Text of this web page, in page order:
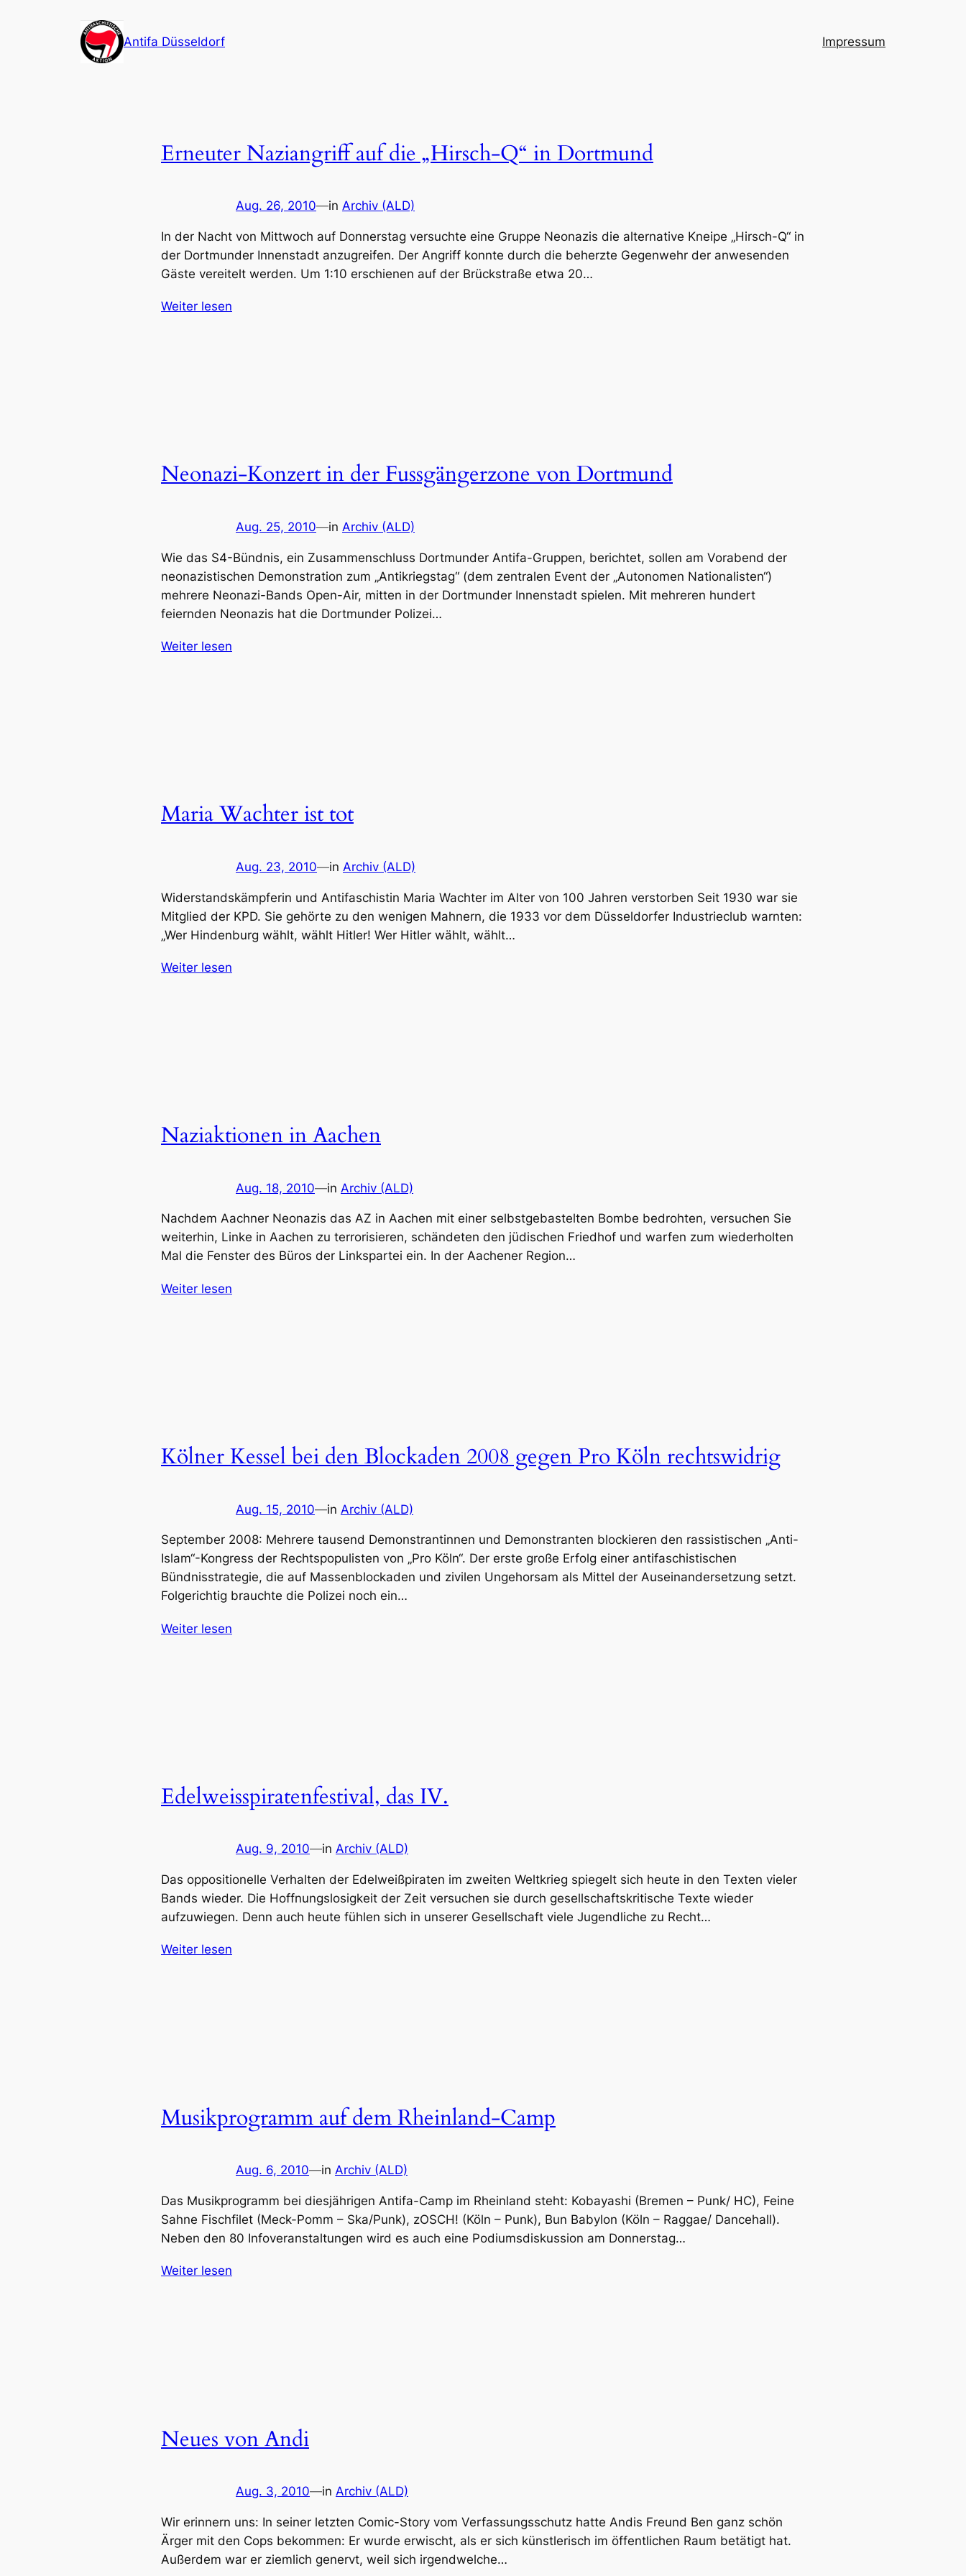
Antifa Düsseldorf Impressum
Erneuter Naziangriff auf die „Hirsch-Q“ in Dortmund
Aug. 26, 2010—in Archiv (ALD)
In der Nacht von Mittwoch auf Donnerstag versuchte eine Gruppe Neonazis die alternative Kneipe „Hirsch-Q“ in
der Dortmunder Innenstadt anzugreifen. Der Angriff konnte durch die beherzte Gegenwehr der anwesenden
Gäste vereitelt werden. Um 1:10 erschienen auf der Brückstraße etwa 20…
Weiter lesen
Neonazi-Konzert in der Fussgängerzone von Dortmund
Aug. 25, 2010—in Archiv (ALD)
Wie das S4-Bündnis, ein Zusammenschluss Dortmunder Antifa-Gruppen, berichtet, sollen am Vorabend der
neonazistischen Demonstration zum „Antikriegstag“ (dem zentralen Event der „Autonomen Nationalisten“)
mehrere Neonazi-Bands Open-Air, mitten in der Dortmunder Innenstadt spielen. Mit mehreren hundert
feiernden Neonazis hat die Dortmunder Polizei…
Weiter lesen
Maria Wachter ist tot
Aug. 23, 2010—in Archiv (ALD)
Widerstandskämpferin und Antifaschistin Maria Wachter im Alter von 100 Jahren verstorben Seit 1930 war sie
Mitglied der KPD. Sie gehörte zu den wenigen Mahnern, die 1933 vor dem Düsseldorfer Industrieclub warnten:
„Wer Hindenburg wählt, wählt Hitler! Wer Hitler wählt, wählt…
Weiter lesen
Naziaktionen in Aachen
Aug. 18, 2010—in Archiv (ALD)
Nachdem Aachner Neonazis das AZ in Aachen mit einer selbstgebastelten Bombe bedrohten, versuchen Sie
weiterhin, Linke in Aachen zu terrorisieren, schändeten den jüdischen Friedhof und warfen zum wiederholten
Mal die Fenster des Büros der Linkspartei ein. In der Aachener Region…
Weiter lesen
Kölner Kessel bei den Blockaden 2008 gegen Pro Köln rechtswidrig
Aug. 15, 2010—in Archiv (ALD)
September 2008: Mehrere tausend Demonstrantinnen und Demonstranten blockieren den rassistischen „Anti-
Islam“-Kongress der Rechtspopulisten von „Pro Köln“. Der erste große Erfolg einer antifaschistischen
Bündnisstrategie, die auf Massenblockaden und zivilen Ungehorsam als Mittel der Auseinandersetzung setzt.
Folgerichtig brauchte die Polizei noch ein…
Weiter lesen
Edelweisspiratenfestival, das IV.
Aug. 9, 2010—in Archiv (ALD)
Das oppositionelle Verhalten der Edelweißpiraten im zweiten Weltkrieg spiegelt sich heute in den Texten vieler
Bands wieder. Die Hoffnungslosigkeit der Zeit versuchen sie durch gesellschaftskritische Texte wieder
aufzuwiegen. Denn auch heute fühlen sich in unserer Gesellschaft viele Jugendliche zu Recht…
Weiter lesen
Musikprogramm auf dem Rheinland-Camp
Aug. 6, 2010—in Archiv (ALD)
Das Musikprogramm bei diesjährigen Antifa-Camp im Rheinland steht: Kobayashi (Bremen – Punk/ HC), Feine
Sahne Fischfilet (Meck-Pomm – Ska/Punk), zOSCH! (Köln – Punk), Bun Babylon (Köln – Raggae/ Dancehall).
Neben den 80 Infoveranstaltungen wird es auch eine Podiumsdiskussion am Donnerstag…
Weiter lesen
Neues von Andi
Aug. 3, 2010—in Archiv (ALD)
Wir erinnern uns: In seiner letzten Comic-Story vom Verfassungsschutz hatte Andis Freund Ben ganz schön
Ärger mit den Cops bekommen: Er wurde erwischt, als er sich künstlerisch im öffentlichen Raum betätigt hat.
Außerdem war er ziemlich genervt, weil sich irgendwelche…